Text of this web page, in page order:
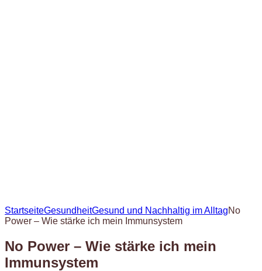
StartseiteGesundheitGesund und Nachhaltig im AlltagNo
Power – Wie stärke ich mein Immunsystem
No Power – Wie stärke ich mein
Immunsystem